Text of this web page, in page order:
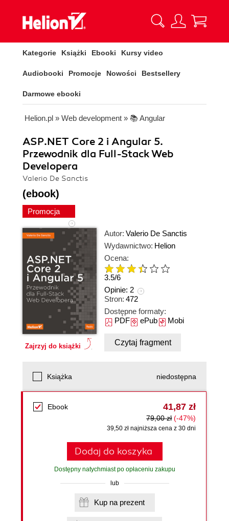
Kategorie Książki Ebooki Kursy video
Audiobooki Promocje Nowości Bestsellery
Darmowe ebooki
Helion.pl » Web development » 📚 Angular
ASP.NET Core 2 i Angular 5.
Przewodnik dla Full-Stack Web
Developera
Valerio De Sanctis
(ebook)
Promocja
Zajrzyj do książki
Autor: Valerio De Sanctis
Wydawnictwo: Helion
Ocena:
3.5/6
Opinie: 2
Stron: 472
Dostępne formaty:
PDFePubMobi
Czytaj fragment
Książka niedostępna
Ebook 41,87 zł
79,00 zł (-47%)
39,50 zł najniższa cena z 30 dni
Dodaj do koszyka
Dostępny natychmiast po opłaceniu zakupu
lub
Kup na prezent